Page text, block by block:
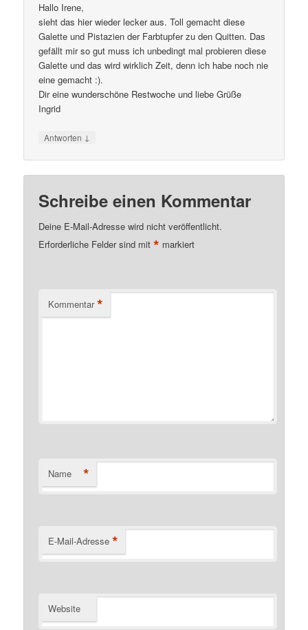
Hallo Irene,
sieht das hier wieder lecker aus. Toll gemacht diese
Galette und Pistazien der Farbtupfer zu den Quitten. Das
gefällt mir so gut muss ich unbedingt mal probieren diese
Galette und das wird wirklich Zeit, denn ich habe noch nie
eine gemacht :).
Dir eine wunderschöne Restwoche und liebe Grüße
Ingrid
Antworten ↓
Schreibe einen Kommentar
Deine E-Mail-Adresse wird nicht veröffentlicht.
Erforderliche Felder sind mit* markiert
Kommentar *
Name *
E-Mail-Adresse *
Website